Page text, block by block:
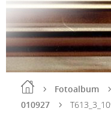
Fotoalbum
010927